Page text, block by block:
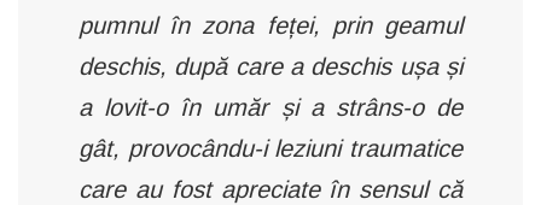
pumnul în zona feței, prin geamul
deschis, după care a deschis ușa și
a lovit-o în umăr și a strâns-o de
gât, provocându-i leziuni traumatice
care au fost apreciate în sensul că